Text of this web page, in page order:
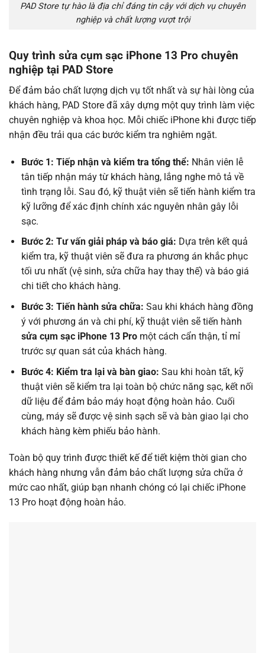
PAD Store tự hào là địa chỉ đáng tin cậy với dịch vụ chuyên
nghiệp và chất lượng vượt trội
Quy trình sửa cụm sạc iPhone 13 Pro chuyên
nghiệp tại PAD Store
Để đảm bảo chất lượng dịch vụ tốt nhất và sự hài lòng của
khách hàng, PAD Store đã xây dựng một quy trình làm việc
chuyên nghiệp và khoa học. Mỗi chiếc iPhone khi được tiếp
nhận đều trải qua các bước kiểm tra nghiêm ngặt.
Bước 1: Tiếp nhận và kiểm tra tổng thể: Nhân viên lễ
tân tiếp nhận máy từ khách hàng, lắng nghe mô tả về
tình trạng lỗi. Sau đó, kỹ thuật viên sẽ tiến hành kiểm tra
kỹ lưỡng để xác định chính xác nguyên nhân gây lỗi
sạc.
Bước 2: Tư vấn giải pháp và báo giá: Dựa trên kết quả
kiểm tra, kỹ thuật viên sẽ đưa ra phương án khắc phục
tối ưu nhất (vệ sinh, sửa chữa hay thay thế) và báo giá
chi tiết cho khách hàng.
Bước 3: Tiến hành sửa chữa: Sau khi khách hàng đồng
ý với phương án và chi phí, kỹ thuật viên sẽ tiến hành
sửa cụm sạc iPhone 13 Promột cách cẩn thận, tỉ mỉ
trước sự quan sát của khách hàng.
Bước 4: Kiểm tra lại và bàn giao: Sau khi hoàn tất, kỹ
thuật viên sẽ kiểm tra lại toàn bộ chức năng sạc, kết nối
dữ liệu để đảm bảo máy hoạt động hoàn hảo. Cuối
cùng, máy sẽ được vệ sinh sạch sẽ và bàn giao lại cho
khách hàng kèm phiếu bảo hành.
Toàn bộ quy trình được thiết kế để tiết kiệm thời gian cho
khách hàng nhưng vẫn đảm bảo chất lượng sửa chữa ở
mức cao nhất, giúp bạn nhanh chóng có lại chiếc iPhone
13 Pro hoạt động hoàn hảo.